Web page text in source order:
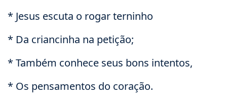
* Jesus escuta o rogar terninho
* Da criancinha na petição;
* Também conhece seus bons intentos,
* Os pensamentos do coração.